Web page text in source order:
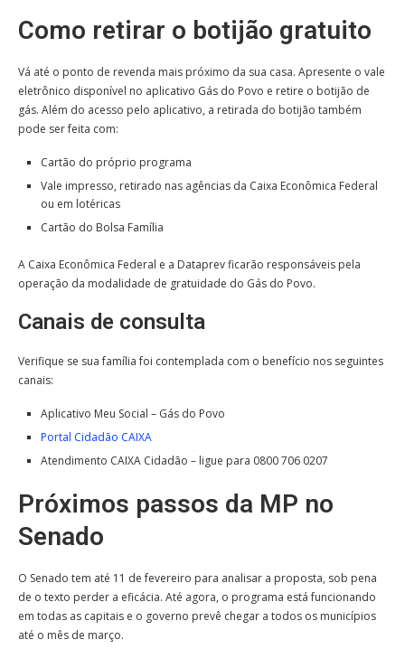
Como retirar o botijão gratuito
Vá até o ponto de revenda mais próximo da sua casa. Apresente o vale
eletrônico disponível no aplicativo Gás do Povo e retire o botijão de
gás. Além do acesso pelo aplicativo, a retirada do botijão também
pode ser feita com:
Cartão do próprio programa
Vale impresso, retirado nas agências da Caixa Econômica Federal
ou em lotéricas
Cartão do Bolsa Família
A Caixa Econômica Federal e a Dataprev ficarão responsáveis pela
operação da modalidade de gratuidade do Gás do Povo.
Canais de consulta
Verifique se sua família foi contemplada com o benefício nos seguintes
canais:
Aplicativo Meu Social – Gás do Povo
Portal Cidadão CAIXA
Atendimento CAIXA Cidadão – ligue para 0800 706 0207
Próximos passos da MP no
Senado
O Senado tem até 11 de fevereiro para analisar a proposta, sob pena
de o texto perder a eficácia. Até agora, o programa está funcionando
em todas as capitais e o governo prevê chegar a todos os municípios
até o mês de março.